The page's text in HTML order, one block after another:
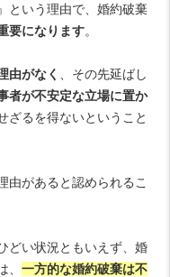
という理由で、婚約破棄
要になります。
由がなく
、その先延ばし
者が不安定な立場に置か
ざるを得ないということ
由があると認められるこ
どい状況ともいえず、婚
一方的な婚約破棄は不